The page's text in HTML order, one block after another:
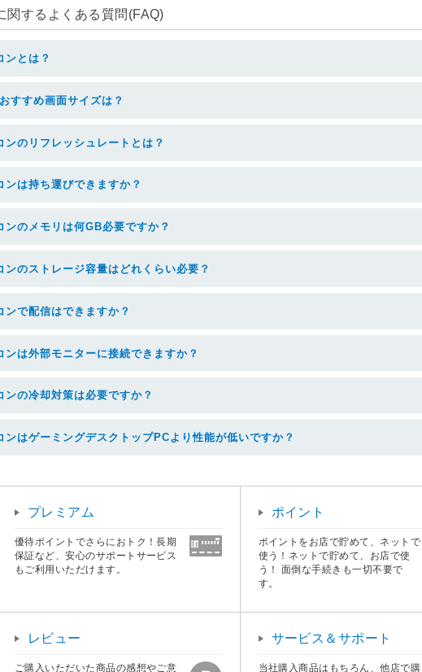
関するよくある質問(FAQ)
ンとは？
すすめ画面サイズは？
のリフレッシュレートとは？
は持ち運びできますか？
のメモリは何GB必要ですか？
のストレージ容量はどれくらい必要？
で配信はできますか？
は外部モニターに接続できますか？
の冷却対策は必要ですか？
ンはゲーミングデスクトップPCより性能が低いですか？
プレミアム
優待ポイントでさらにおトク！長期
保証など、安心のサポートサービス
もご利用いただけます。
ポイント
ポイントをお店で貯めて、ネットで
使う！ネットで貯めて、お店で使
う！ 面倒な手続きも一切不要で
す。
レビュー
ご購入いただいた商品の感想やご意
サービス＆サポート
当社購入商品はもちろん、他店で購